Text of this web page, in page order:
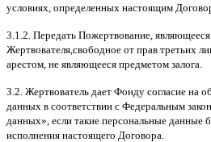
условиях определенных настоящим
3.1.2. Передать Пожертвование
Жертвователя свободное от прав третьих
арестом не являющееся предметом залога
3.2. Жертвователь дает Фонду согласие на
данных в соответствии с Федеральным
данных», если такие персональные данные
исполнения настоящего Договора